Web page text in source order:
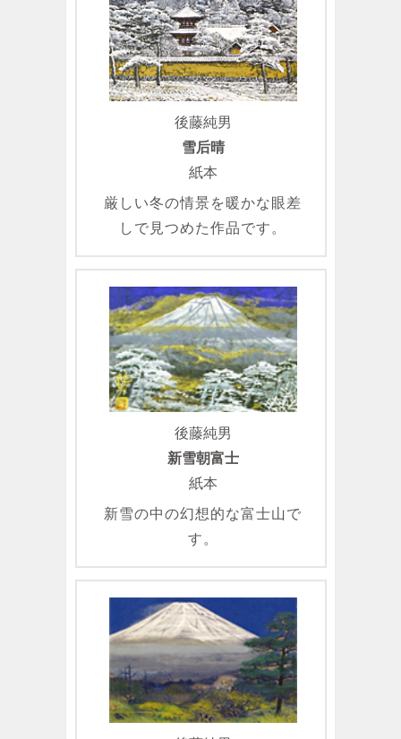
後藤純男
雪后晴
紙本
厳しい冬の情景を暖かな眼差
しで見つめた作品です。
後藤純男
新雪朝富士
紙本
新雪の中の幻想的な富士山で
す。